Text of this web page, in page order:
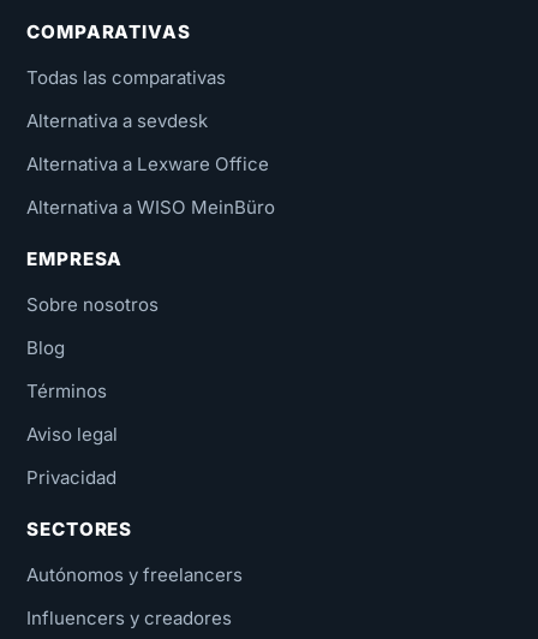
COMPARATIVAS
Todas las comparativas
Alternativa a sevdesk
Alternativa a Lexware Office
Alternativa a WISO MeinBüro
EMPRESA
Sobre nosotros
Blog
Términos
Aviso legal
Privacidad
SECTORES
Autónomos y freelancers
Influencers y creadores